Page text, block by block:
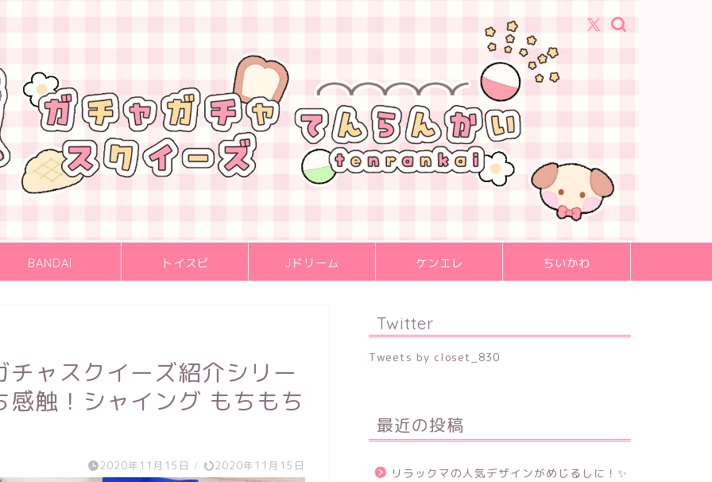
BANDAI トイスピ Jドリーム ケンエレ ちいかわ
ャスクイーズ紹介シリー
触！シャイング もちもち
2020年11月15日 / 2020年11月15日
Twitter
Tweets by closet_830
最近の投稿
リラックマの人気デザインがめじるしに！✨